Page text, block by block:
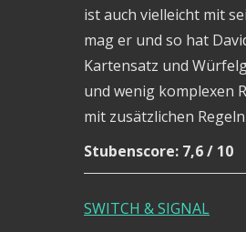
ist auch vielleicht mit
mag er und so hat
Kartensatz und
und wenig komplexen
mit zusätzlichen
Stubenscore: 7,6 / 10
SWITCH & SIGNAL